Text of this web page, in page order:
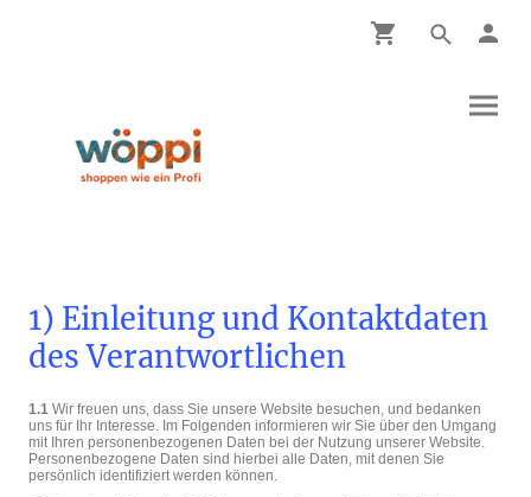
1) Einleitung und Kontaktdaten
des Verantwortlichen
1.1 Wir freuen uns, dass Sie unsere Website besuchen, und bedanken
uns für Ihr Interesse. Im Folgenden informieren wir Sie über den Umgang
mit Ihren personenbezogenen Daten bei der Nutzung unserer Website.
Personenbezogene Daten sind hierbei alle Daten, mit denen Sie
persönlich identifiziert werden können.